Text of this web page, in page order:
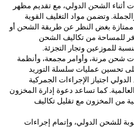
أثناء الشحن الدولي، مع تقديم مظهر
وتضمن مواد التغليف القوية
ممتازة بغض النظر عن طريقة الشحن أو
للمساحة من تكاليف الشحن
للموزعين وتجار التجزئة.
شحن مرنة، وأوامر مجمعة، وأنظمة
تحسين عمليات سلسلة التوريد
اجتياز الإجراءات الجمركية
كما تساعد دعوة إدارة المخزون
من المخزون مع تقليل تكاليف
للشحن الدولي، وإتمام إجراءات